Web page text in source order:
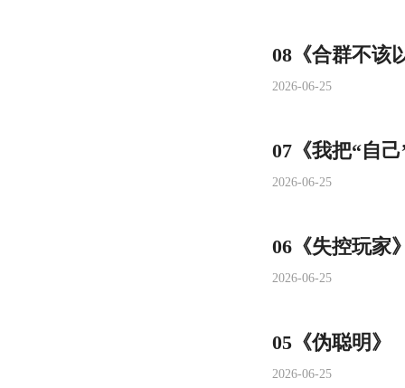
08《合群不该
2026-06-25
07《我把“自
2026-06-25
06《失控玩家
2026-06-25
05《伪聪明》
2026-06-25